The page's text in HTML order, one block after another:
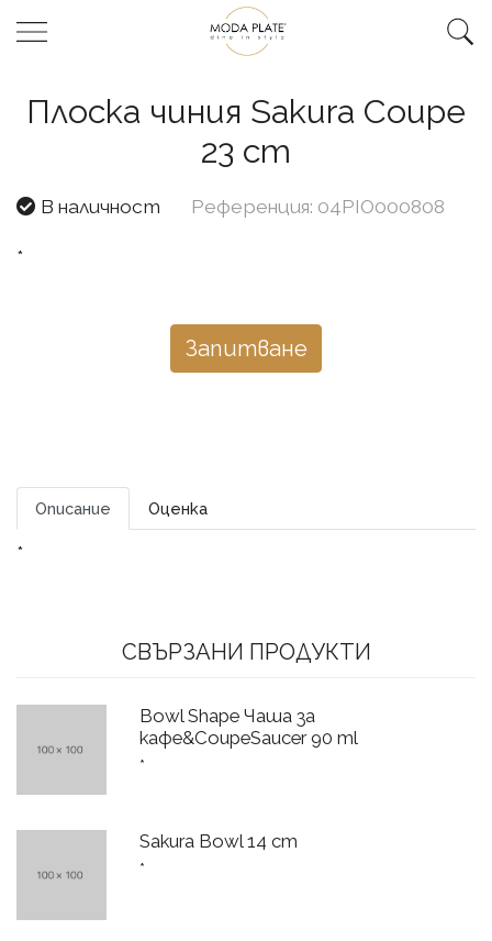
Плоска чиния Sakura Coupe
23 cm
В наличност Референция: 04PIO000808
*
Запитване
Описание Оценка
*
СВЪРЗАНИ ПРОДУКТИ
Bowl Shape Чаша за
кафе&CoupeSaucer 90 ml
*
Sakura Bowl 14 cm
*